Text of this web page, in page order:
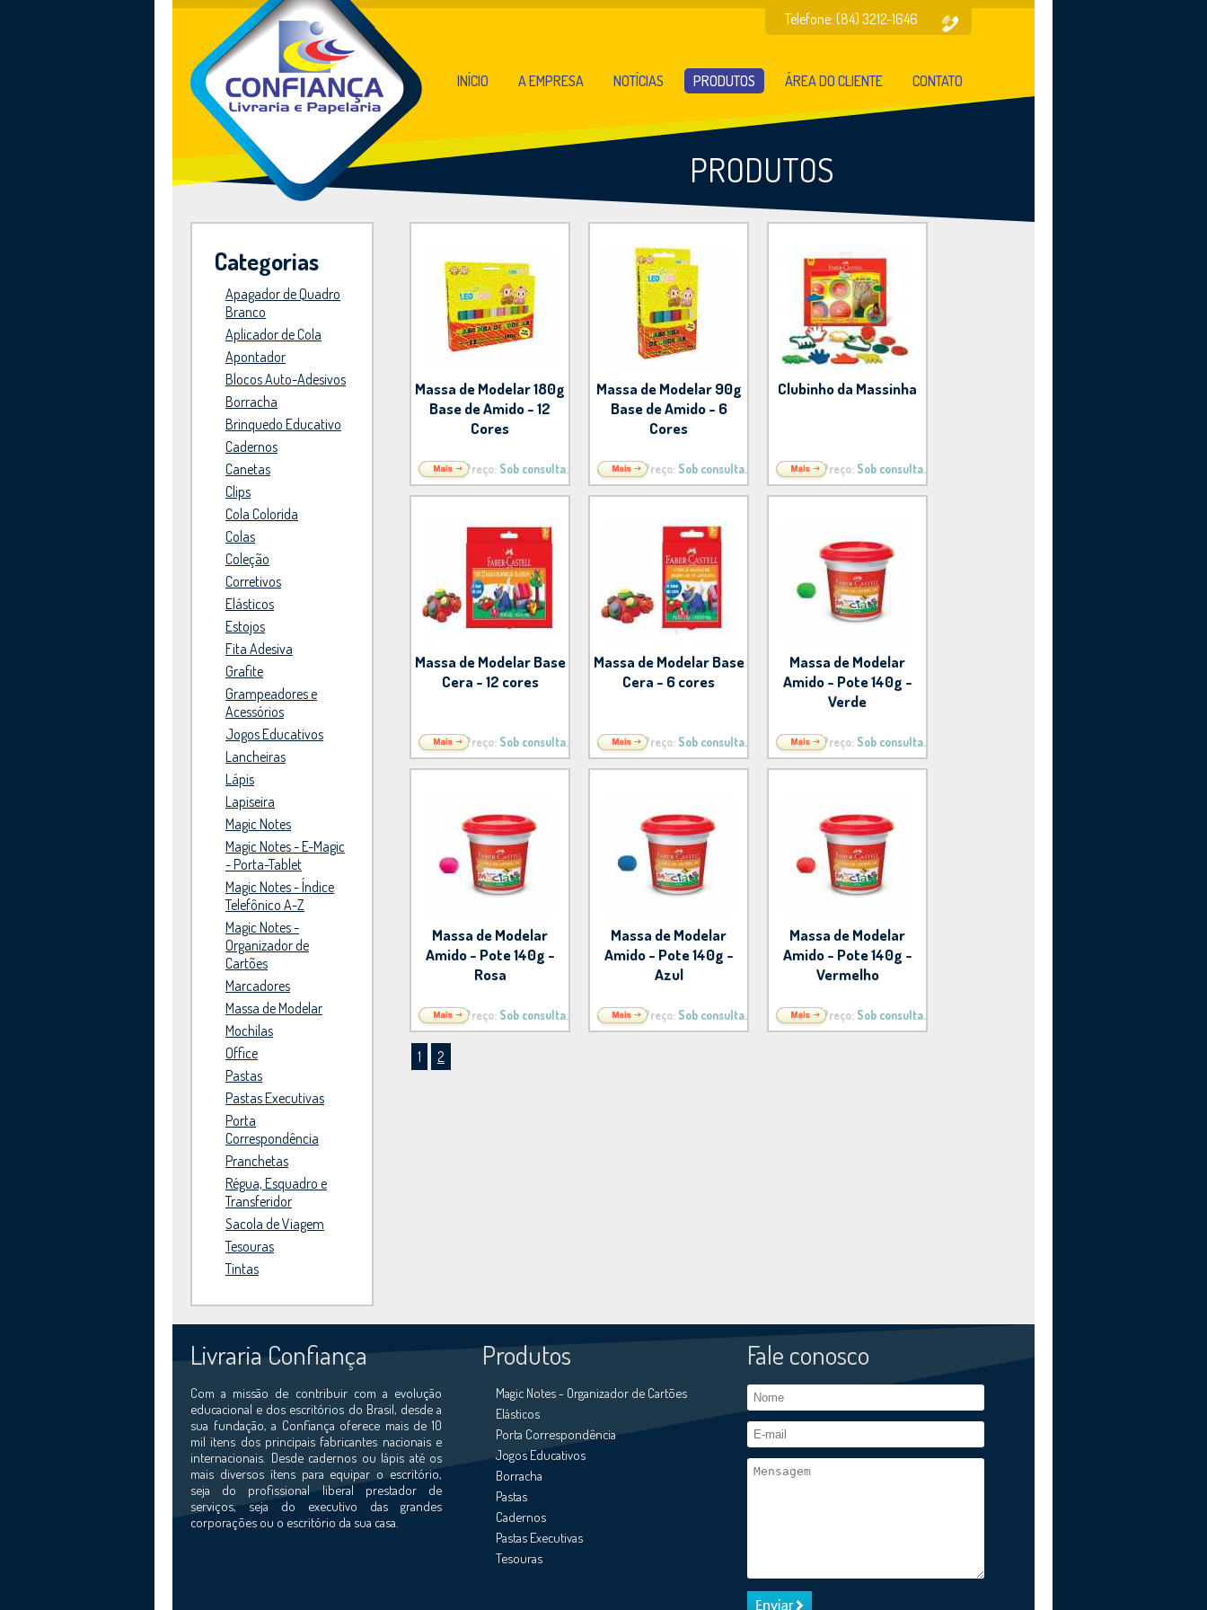
Telefone: (84) 3212-1646
INÍCIO A EMPRESA NOTÍCIAS PRODUTOS ÁREA DO CLIENTE CONTATO
PRODUTOS
Categorias
Apagador de Quadro
Branco
Aplicador de Cola
Apontador
Blocos Auto-Adesivos
Borracha
Brinquedo Educativo
Cadernos
Canetas
Clips
Cola Colorida
Colas
Coleção
Corretivos
Elásticos
Estojos
Fita Adesiva
Grafite
Grampeadores e
Acessórios
Jogos Educativos
Lancheiras
Lápis
Lapiseira
Magic Notes
Magic Notes - E-Magic
- Porta-Tablet
Magic Notes - Índice
Telefônico A-Z
Magic Notes -
Organizador de
Cartões
Marcadores
Massa de Modelar
Mochilas
Office
Pastas
Pastas Executivas
Porta
Correspondência
Pranchetas
Régua, Esquadro e
Transferidor
Sacola de Viagem
Tesouras
Tintas
Massa de Modelar 180g
Base de Amido - 12
Cores
Preço: Sob consulta.
Massa de Modelar 90g
Base de Amido - 6
Cores
Preço: Sob consulta.
Clubinho da Massinha
Preço: Sob consulta.
Massa de Modelar Base
Cera - 12 cores
Preço: Sob consulta.
Massa de Modelar Base
Cera - 6 cores
Preço: Sob consulta.
Massa de Modelar
Amido - Pote 140g -
Verde
Preço: Sob consulta.
Massa de Modelar
Amido - Pote 140g -
Rosa
Preço: Sob consulta.
Massa de Modelar
Amido - Pote 140g -
Azul
Preço: Sob consulta.
Massa de Modelar
Amido - Pote 140g -
Vermelho
Preço: Sob consulta.
1 2
Livraria Confiança
Com a missão de contribuir com a evolução
educacional e dos escritórios do Brasil, desde a
sua fundação, a Confiança oferece mais de 10
mil itens dos principais fabricantes nacionais e
internacionais. Desde cadernos ou lápis até os
mais diversos ítens para equipar o escritório,
seja do profissional liberal prestador de
serviços, seja do executivo das grandes
corporações ou o escritório da sua casa.
Produtos
Magic Notes - Organizador de Cartões
Elásticos
Porta Correspondência
Jogos Educativos
Borracha
Pastas
Cadernos
Pastas Executivas
Tesouras
Fale conosco